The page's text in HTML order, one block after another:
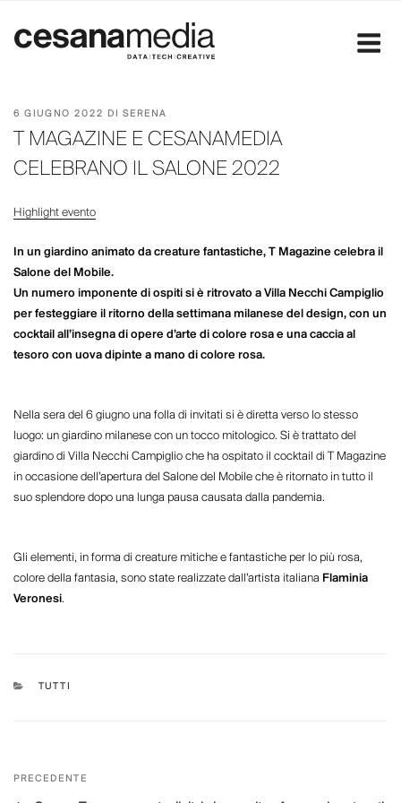
contenuto
PUBBLICATO
IL
6 GIUGNO 2022 DI SERENA
T MAGAZINE E CESANAMEDIA
CELEBRANO IL SALONE 2022
Highlight evento
In un giardino animato da creature fantastiche, T Magazine celebra il
Salone del Mobile.
Un numero imponente di ospiti si è ritrovato a Villa Necchi Campiglio
per festeggiare il ritorno della settimana milanese del design, con un
cocktail all’insegna di opere d’arte di colore rosa e una caccia al
tesoro con uova dipinte a mano di colore rosa.
Nella sera del 6 giugno una folla di invitati si è diretta verso lo stesso
luogo: un giardino milanese con un tocco mitologico. Si è trattato del
giardino di Villa Necchi Campiglio che ha ospitato il cocktail di T Magazine
in occasione dell’apertura del Salone del Mobile che è ritornato in tutto il
suo splendore dopo una lunga pausa causata dalla pandemia.
Gli elementi, in forma di creature mitiche e fantastiche per lo più rosa,
colore della fantasia, sono state realizzate dall’artista italiana Flaminia
Veronesi.
CATEGORIE
TUTTI
Navigazione
Articolo
PRECEDENTE